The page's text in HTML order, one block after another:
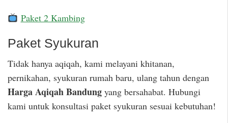
Paket 2 Kambing
Paket Syukuran
Tidak hanya aqiqah, kami melayani khitanan,
pernikahan, syukuran rumah baru, ulang tahun dengan
Harga Aqiqah Bandung yang bersahabat. Hubungi
kami untuk konsultasi paket syukuran sesuai kebutuhan!